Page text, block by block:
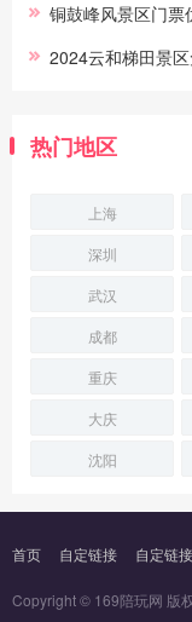
铜鼓峰风景区门票
2024云和梯田景
热门地区
上海
深圳
武汉
成都
重庆
大庆
沈阳
首页 自定链接 自定链接
Copyright © 169陪玩网 版